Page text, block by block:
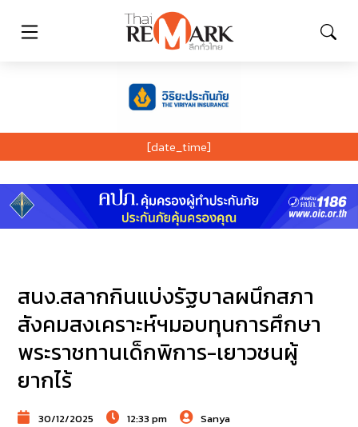
[date_time]
สนง.สลากกินแบ่งรัฐบาลผนึกสภา
สังคมสงเคราะห์ฯมอบทุนการศึกษา
พระราชทานเด็กพิการ-เยาวชนผู้
ยากไร้
30/12/2025 12:33 pm Sanya